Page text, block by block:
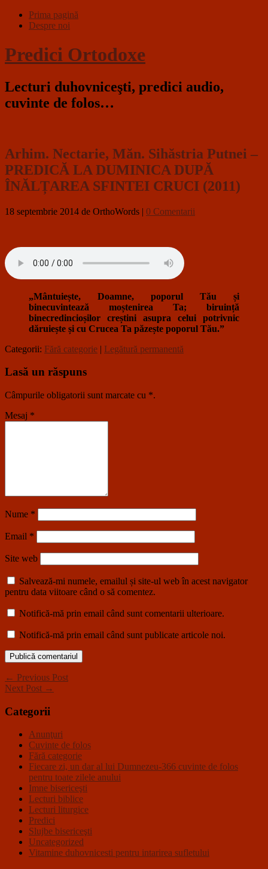
Prima pagină
Despre noi
Predici Ortodoxe
Lecturi duhovniceşti, predici audio,
cuvinte de folos…
Arhim. Nectarie, Măn. Sihăstria Putnei –
PREDICĂ LA DUMINICA DUPĂ
ÎNĂLȚAREA SFINTEI CRUCI (2011)
18 septembrie 2014 de OrthoWords | 0 Comentarii
„Mântuiește, Doamne, poporul Tău și
binecuvintează moștenirea Ta; biruință
binecredincioșilor creștini asupra celui potrivnic
dăruiește și cu Crucea Ta păzește poporul Tău.”
Categorii: Fără categorie | Legătură permanentă
Lasă un răspuns
Câmpurile obligatorii sunt marcate cu *.
Mesaj *
Nume *
Email *
Site web
Salvează-mi numele, emailul și site-ul web în acest navigator
pentru data viitoare când o să comentez.
Notifică-mă prin email când sunt comentarii ulterioare.
Notifică-mă prin email când sunt publicate articole noi.
← Previous Post
Next Post →
Categorii
Anunţuri
Cuvinte de folos
Fără categorie
Fiecare zi, un dar al lui Dumnezeu-366 cuvinte de folos
pentru toate zilele anului
Imne bisericeşti
Lecturi biblice
Lecturi liturgice
Predici
Slujbe bisericeşti
Uncategorized
Vitamine duhovnicesti pentru intarirea sufletului